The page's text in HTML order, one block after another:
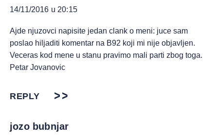
14/11/2016 u 20:15
Ajde njuzovci napisite jedan clank o meni: juce sam
poslao hiljaditi komentar na B92 koji mi nije objavljen.
Veceras kod mene u stanu pravimo mali parti zbog toga.
Petar Jovanovic
REPLY
jozo bubnjar